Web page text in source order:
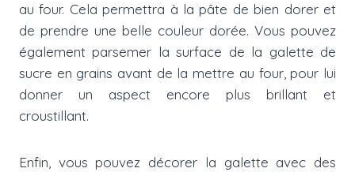
au four. Cela permettra à la pâte de bien dorer et
de prendre une belle couleur dorée. Vous pouvez
également parsemer la surface de la galette de
sucre en grains avant de la mettre au four, pour lui
donner un aspect encore plus brillant et
croustillant.
Enfin, vous pouvez décorer la galette avec des